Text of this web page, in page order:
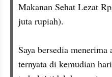
Makanan Sehat Lezat
juta rupiah).
Saya bersedia
ternyata di kemudian